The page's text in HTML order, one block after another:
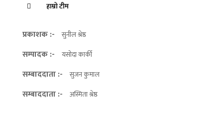
हाम्रो टीम
प्रकाशक :- सुनील श्रेष्ठ
सम्पादक :- यसोदा कार्की
सम्बाददाता :- सुजन कुमाल
सम्बाददाता :- अस्मिता श्रेष्ठ